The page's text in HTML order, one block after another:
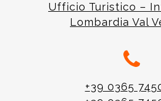
Ufficio Turistico –
Lombardia Val
+39 0365